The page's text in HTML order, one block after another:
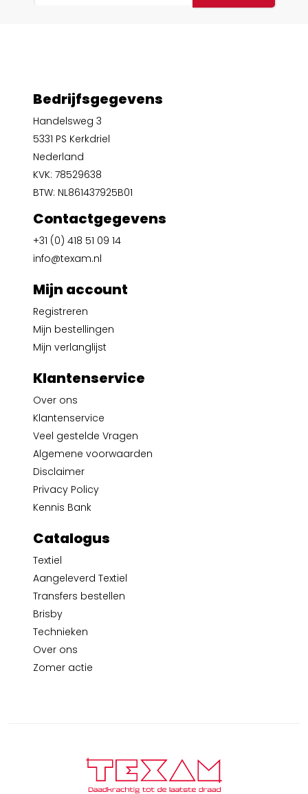
Bedrijfsgegevens
Handelsweg 3
5331 PS Kerkdriel
Nederland
KVK: 78529638
BTW: NL861437925B01
Contactgegevens
+31 (0) 418 51 09 14
info@texam.nl
Mijn account
Registreren
Mijn bestellingen
Mijn verlanglijst
Klantenservice
Over ons
Klantenservice
Veel gestelde Vragen
Algemene voorwaarden
Disclaimer
Privacy Policy
Kennis Bank
Catalogus
Textiel
Aangeleverd Textiel
Transfers bestellen
Brisby
Technieken
Over ons
Zomer actie